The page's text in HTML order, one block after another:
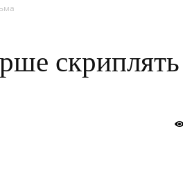
скриплять